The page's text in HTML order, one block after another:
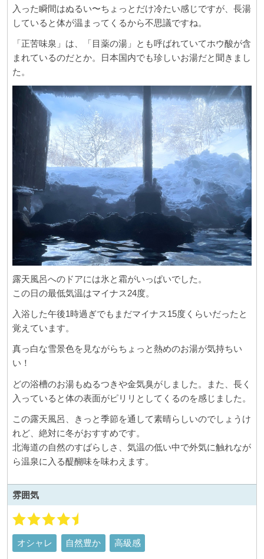
入った瞬間はぬるい〜ちょっとだけ冷たい感じですが、長湯
していると体が温まってくるから不思議ですね。
「正苦味泉」は、「目薬の湯」とも呼ばれていてホウ酸が含
まれているのだとか。日本国内でも珍しいお湯だと聞きまし
た。
露天風呂へのドアには氷と霜がいっぱいでした。
この日の最低気温はマイナス24度。
入浴した午後1時過ぎでもまだマイナス15度くらいだったと
覚えています。
真っ白な雪景色を見ながらちょっと熱めのお湯が気持ちい
い！
どの浴槽のお湯もぬるつきや金気臭がしました。また、長く
入っていると体の表面がピリリとしてくるのを感じました。
この露天風呂、きっと季節を通して素晴らしいのでしょうけ
れど、絶対に冬がおすすめです。
北海道の自然のすばらしさ、気温の低い中で外気に触れなが
ら温泉に入る醍醐味を味わえます。
雰囲気
オシャレ 自然豊か 高級感